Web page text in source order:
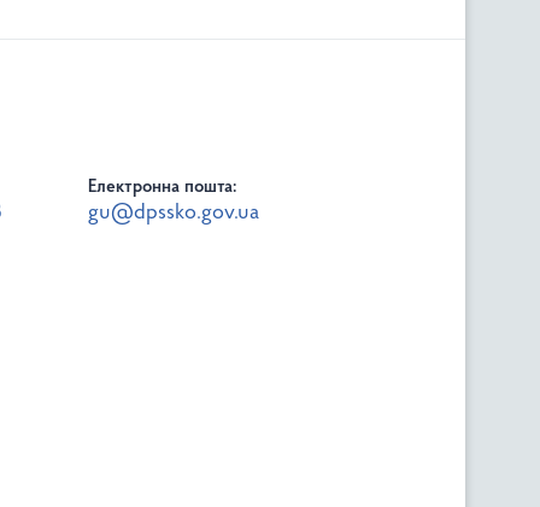
Електронна пошта:
gu@dpssko.gov.ua